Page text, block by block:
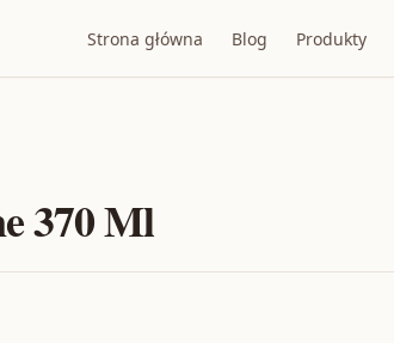
Strona główna Blog Produkty
370 Ml